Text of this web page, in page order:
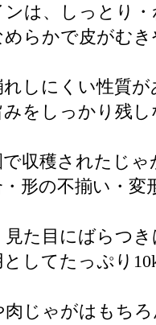
ンは、しっとり
らかで皮がむ
しにくい性質
をしっかり残
で収穫されたじ
形の不揃い・変
た目にばらつ
としてたっぷり
肉じゃがはもち